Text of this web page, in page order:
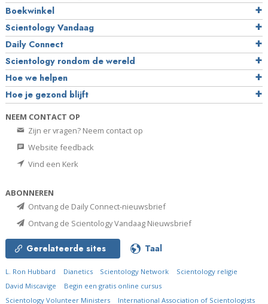
Boekwinkel
Scientology Vandaag
Daily Connect
Scientology rondom de wereld
Hoe we helpen
Hoe je gezond blijft
NEEM CONTACT OP
Zijn er vragen? Neem contact op
Website feedback
Vind een Kerk
ABONNEREN
Ontvang de Daily Connect-nieuwsbrief
Ontvang de Scientology Vandaag Nieuwsbrief
Gerelateerde sites Taal
L. Ron Hubbard Dianetics Scientology Network
Scientology religie
David Miscavige
Begin een gratis online cursus
Scientology Volunteer Ministers
International Association of Scientologists